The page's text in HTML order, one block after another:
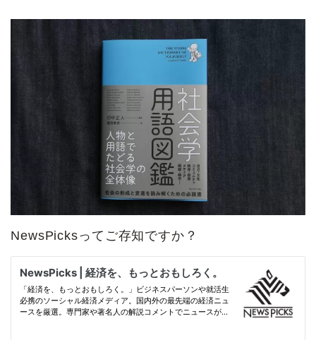
NewsPicksってご存知ですか？